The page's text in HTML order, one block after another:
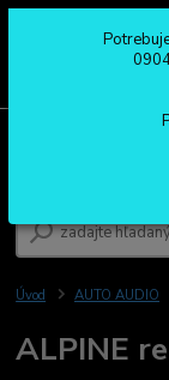
0904 963 527
Po - Pia: 08:00 - 16:00
Úvod AUTO AUDIO
ALPINE